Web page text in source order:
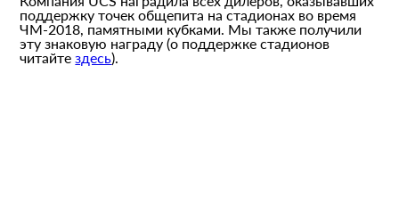
поддержку точек общепита на стадионах во время
ЧМ-2018, памятными кубками. Мы также получили
эту знаковую награду (о поддержке стадионов
читайтездесь).